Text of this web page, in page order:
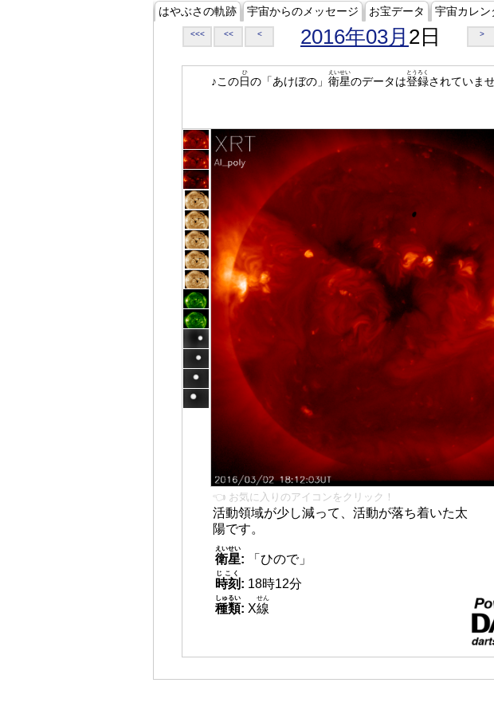
はやぶさの軌跡 宇宙からのメッセージ お宝データ 宇宙カレン
<<< << < 2016年03月 2日 >
♪この日
ひ
の「あけぼの」 衛星
えいせい
のデータは登録
とうろく
されていませ
👈 お気に入りのアイコンをクリック！
活動領域が少し減って、活動が落ち着いた太
陽です。
衛星
えいせい
:
「ひので」
時刻
じこく
: 18時12分
種類
しゅるい
: X線
せん